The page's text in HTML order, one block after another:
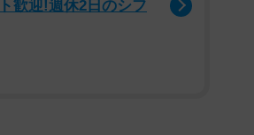
歓迎!週休2日のシフ